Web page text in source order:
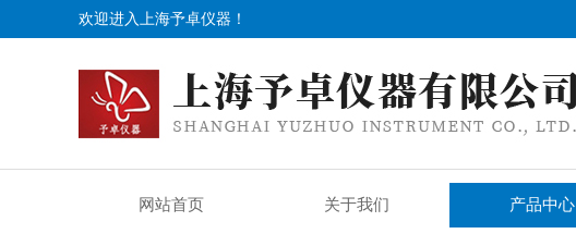
欢迎进入上海予卓仪器！
网站首页 关于我们 产品中心